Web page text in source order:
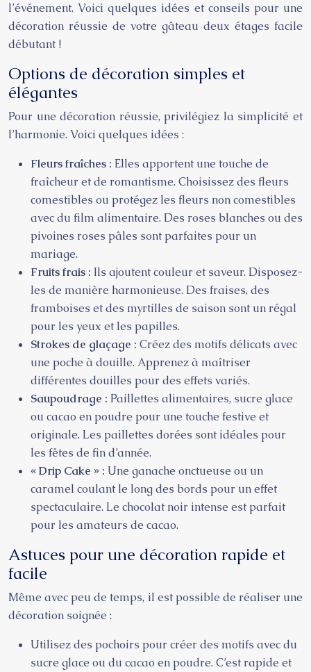
l’événement. Voici quelques idées et conseils pour une
décoration réussie de votre gâteau deux étages facile
débutant !
Options de décoration simples et
élégantes
Pour une décoration réussie, privilégiez la simplicité et
l’harmonie. Voici quelques idées :
Fleurs fraîches : Elles apportent une touche de
fraîcheur et de romantisme. Choisissez des fleurs
comestibles ou protégez les fleurs non comestibles
avec du film alimentaire. Des roses blanches ou des
pivoines roses pâles sont parfaites pour un
mariage.
Fruits frais : Ils ajoutent couleur et saveur. Disposez-
les de manière harmonieuse. Des fraises, des
framboises et des myrtilles de saison sont un régal
pour les yeux et les papilles.
Strokes de glaçage : Créez des motifs délicats avec
une poche à douille. Apprenez à maîtriser
différentes douilles pour des effets variés.
Saupoudrage : Paillettes alimentaires, sucre glace
ou cacao en poudre pour une touche festive et
originale. Les paillettes dorées sont idéales pour
les fêtes de fin d’année.
« Drip Cake » : Une ganache onctueuse ou un
caramel coulant le long des bords pour un effet
spectaculaire. Le chocolat noir intense est parfait
pour les amateurs de cacao.
Astuces pour une décoration rapide et
facile
Même avec peu de temps, il est possible de réaliser une
décoration soignée :
Utilisez des pochoirs pour créer des motifs avec du
sucre glace ou du cacao en poudre. C’est rapide et